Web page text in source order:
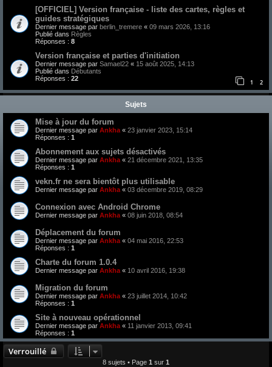
[OFFICIEL] Version française - liste des cartes, règles et
guides stratégiques
Dernier message par berlin_tremere « 09 mars 2026, 13:16
Publié dans Règles
Réponses : 8
Version française et parties d'initiation
Dernier message par Samael22 « 15 août 2025, 14:13
Publié dans Débutants
Réponses : 22 1 2
Sujets
Mise à jour du forum
Dernier message par Ankha « 23 janvier 2023, 15:14
Réponses : 1
Abonnement aux sujets désactivés
Dernier message par Ankha « 21 décembre 2021, 13:35
Réponses : 1
vekn.fr ne sera bientôt plus utilisable
Dernier message par Ankha « 03 décembre 2019, 08:29
Connexion avec Android Chrome
Dernier message par Ankha « 08 juin 2018, 08:54
Déplacement du forum
Dernier message par Ankha « 04 mai 2016, 22:53
Réponses : 1
Charte du forum 1.0.4
Dernier message par Ankha « 10 avril 2016, 19:38
Migration du forum
Dernier message par Ankha « 23 juillet 2014, 10:42
Réponses : 1
Site à nouveau opérationnel
Dernier message par Ankha « 11 janvier 2013, 09:41
Réponses : 1
Verrouillé
8 sujets • Page 1 sur 1